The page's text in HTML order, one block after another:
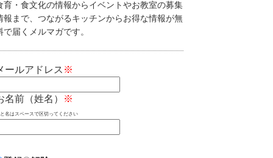
育・食文化の情報からイベントやお教室の募集
報まで、つながるキッチンからお得な情報が無
で届くメルマガです。
ールアドレス ※
名前（姓名） ※
名はスペースで区切ってください